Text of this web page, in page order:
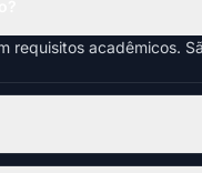
requisitos acadêmicos.